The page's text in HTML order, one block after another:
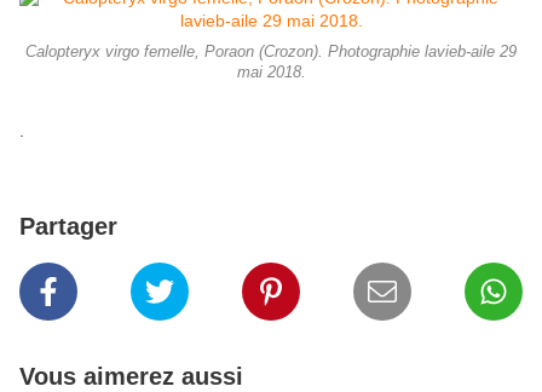
Calopteryx virgo femelle, Poraon (Crozon). Photographie lavieb-aile 29
mai 2018.
Partager
Vous aimerez aussi